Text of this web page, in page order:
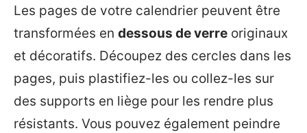
Les pages de votre calendrier peuvent être
transformées en dessous de verre originaux
et décoratifs. Découpez des cercles dans les
pages, puis plastifiez-les ou collez-les sur
des supports en liège pour les rendre plus
résistants. Vous pouvez également peindre